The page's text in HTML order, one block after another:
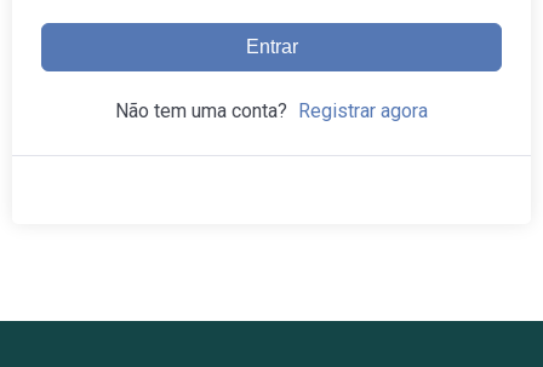
Entrar
Não tem uma conta? Registrar agora